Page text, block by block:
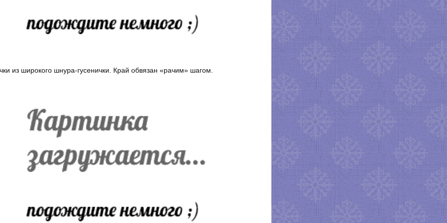
из широкого шнура-гусенички. Край обвязан «рачим» шагом.